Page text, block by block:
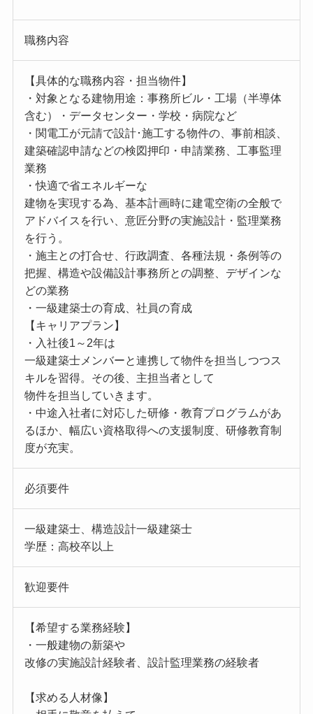
職務内容
【具体的な職務内容・担当物件】
・対象となる建物用途：事務所ビル・工場（半導体
含む）・データセンター・学校・病院など
・関電工が元請で設計･施工する物件の、事前相談、
建築確認申請などの検図押印・申請業務、工事監理
業務
・快適で省エネルギーな
建物を実現する為、基本計画時に建電空衛の全般で
アドバイスを行い、意匠分野の実施設計・監理業務
を行う。
・施主との打合せ、行政調査、各種法規・条例等の
把握、構造や設備設計事務所との調整、デザインな
どの業務
・一級建築士の育成、社員の育成
【キャリアプラン】
・入社後1～2年は
一級建築士メンバーと連携して物件を担当しつつス
キルを習得。その後、主担当者として
物件を担当していきます。
・中途入社者に対応した研修・教育プログラムがあ
るほか、幅広い資格取得への支援制度、研修教育制
度が充実。
必須要件
一級建築士、構造設計一級建築士
学歴：高校卒以上
歓迎要件
【希望する業務経験】
・一般建物の新築や
改修の実施設計経験者、設計監理業務の経験者
【求める人材像】